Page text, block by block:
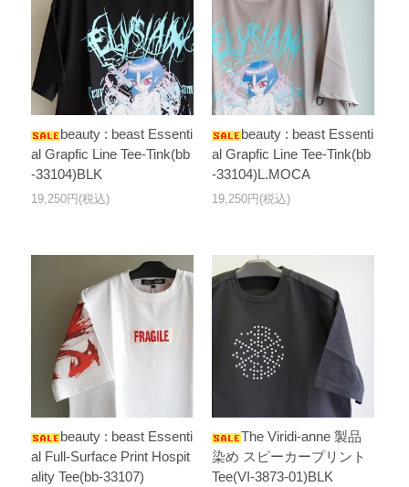
beauty : beast Essenti
al Grapfic Line Tee-Tink(bb
-33104)BLK
19,250円(税込)
beauty : beast Essenti
al Grapfic Line Tee-Tink(bb
-33104)L.MOCA
19,250円(税込)
beauty : beast Essenti
al Full-Surface Print Hospit
ality Tee(bb-33107)
The Viridi-anne 製品
染め スピーカープリント
Tee(VI-3873-01)BLK